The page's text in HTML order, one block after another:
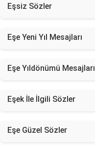
Eşsiz Sözler
Eşe Yeni Yıl Mesajları
Eşe Yıldönümü Mesajları
Eşek İle İlgili Sözler
Eşe Güzel Sözler